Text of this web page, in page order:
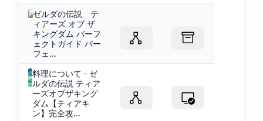
ゼルダの伝説 テ
ィアーズ オブ ザ
キングダム パーフ
ェクトガイド パー
フェ...
料理について - ゼ
ルダの伝説 ティア
ーズオブザキング
ダム【ティアキ
ン】完全攻...